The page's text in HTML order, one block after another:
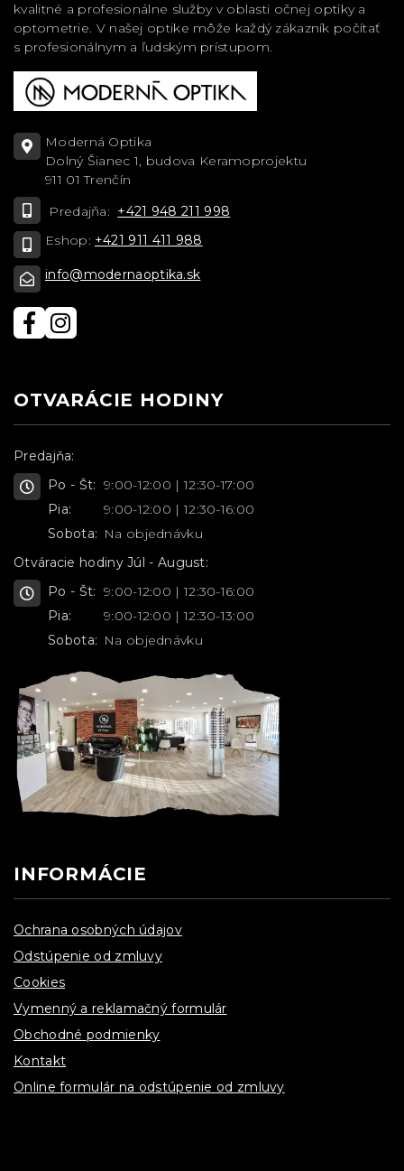
kvalitné a profesionálne služby v oblasti očnej optiky a
optometrie. V našej optike môže každý zákazník počítať
s profesionálnym a ľudským prístupom.
Moderná Optika
Dolný Šianec 1, budova Keramoprojektu
911 01 Trenčín
Predajňa: +421 948 211 998
Eshop: +421 911 411 988
info@modernaoptika.sk
OTVARÁCIE HODINY
Predajňa:
Po - Št: 9:00-12:00 | 12:30-17:00
Pia:
9:00-12:00 | 12:30-16:00
Sobota: Na objednávku
Otváracie hodiny Júl - August:
Po - Št: 9:00-12:00 | 12:30-16:00
Pia:
9:00-12:00 | 12:30-13:00
Sobota: Na objednávku
INFORMÁCIE
Ochrana osobných údajov
Odstúpenie od zmluvy
Cookies
Vymenný a reklamačný formulár
Obchodné podmienky
Kontakt
Online formulár na odstúpenie od zmluvy